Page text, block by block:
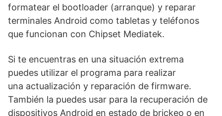
formatear el bootloader (arranque) y reparar
terminales Android como tabletas y teléfonos
que funcionan con Chipset Mediatek.
Si te encuentras en una situación extrema
puedes utilizar el programa para realizar
una actualización y reparación de firmware.
También la puedes usar para la recuperación de
dispositivos Android en estado de brickeo o en